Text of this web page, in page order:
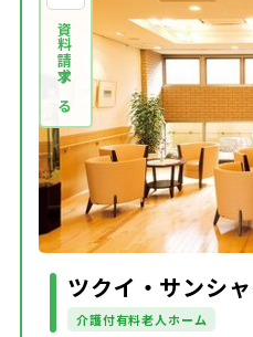
資料請求する
ツクイ・サンシ
介護付有料老人ホーム